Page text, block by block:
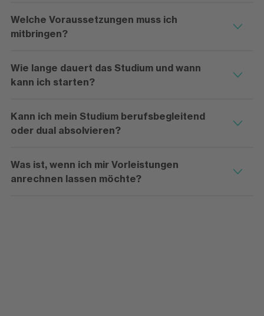
Welche Voraussetzungen muss ich
mitbringen?
Wie lange dauert das Studium und wann
kann ich starten?
Kann ich mein Studium berufsbegleitend
oder dual absolvieren?
Was ist, wenn ich mir Vorleistungen
anrechnen lassen möchte?